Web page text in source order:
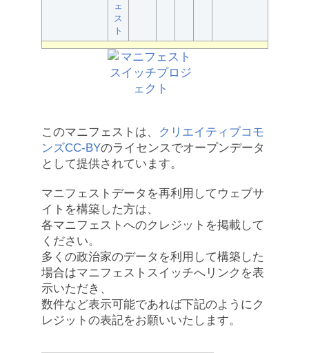
ェ
ス
ト
このマニフェストは、
クリエイティブコモ
ンズCC-BYのライセンスでオープンデータ
として提供されています。
マニフェストデータを再利用してウェブサ
イトを構築した方は、
各マニフェストへのクレジットを掲載して
ください。
多くの政治家のデータを利用して構築した
場合はマニフェストスイッチへリンクを表
示いただき、
数件など表示可能であれば下記のようにク
レジットの表記をお願いいたします。